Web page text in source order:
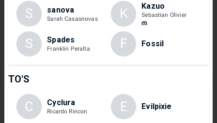
S sanova
Sarah Casasnovas K Kazuo
Sebastian Olivier
S Spades
Franklin Peralta F Fossil
TO'S
C Cyclura
Ricardo Rincon E Evilpixie